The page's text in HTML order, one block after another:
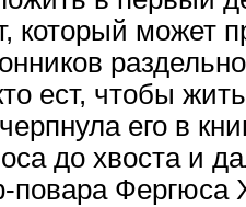
который может
ест, чтобы
его в
до хвоста и
повара Фергюса